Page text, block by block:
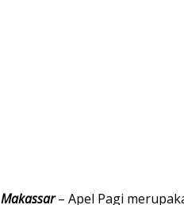
Makassar– Apel Pagi